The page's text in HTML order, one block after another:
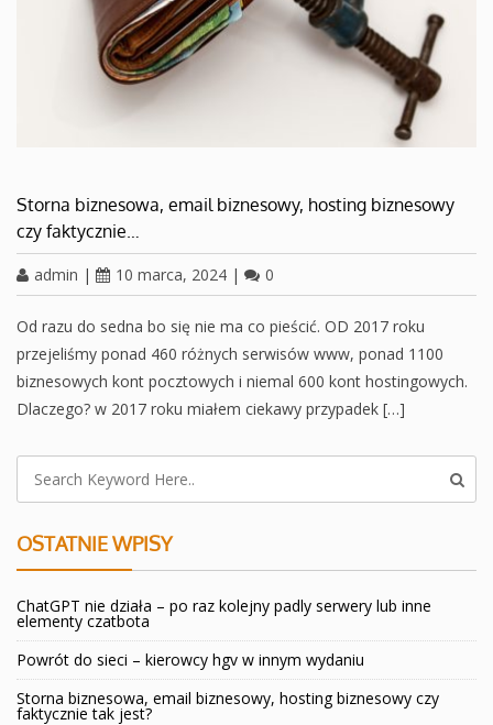
Storna biznesowa, email biznesowy, hosting biznesowy
czy faktycznie…
admin | 10 marca, 2024 | 0
Od razu do sedna bo się nie ma co pieścić. OD 2017 roku
przejeliśmy ponad 460 różnych serwisów www, ponad 1100
biznesowych kont pocztowych i niemal 600 kont hostingowych.
Dlaczego? w 2017 roku miałem ciekawy przypadek […]
OSTATNIE WPISY
ChatGPT nie działa – po raz kolejny padly serwery lub inne
elementy czatbota
Powrót do sieci – kierowcy hgv w innym wydaniu
Storna biznesowa, email biznesowy, hosting biznesowy czy
faktycznie tak jest?